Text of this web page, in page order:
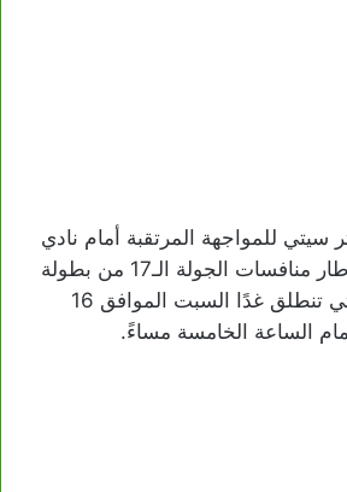
سيتي للمواجهة المرتقبة أمام نادي
كريستال بالاس في إطار منافسات الجولة الـ17 من بطولة
الدوري الإنجليزي والتي تنطلق غدًا السبت الموافق 16
الساعة الخامسة مساءً.